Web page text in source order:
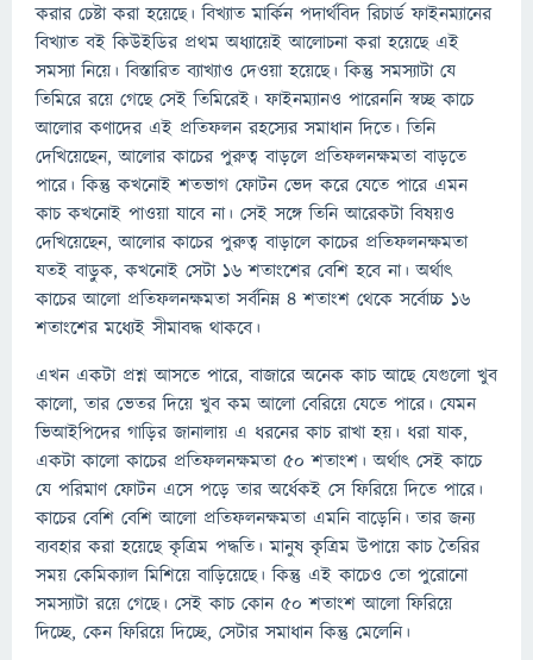
করার চেষ্টা করা হয়েছে। বিখ্যাত মার্কিন পদার্থবিদ রিচার্ড ফাইনম্যানের
বিখ্যাত বই কিউইডির প্রথম অধ্যায়েই আলোচনা করা হয়েছে এই
সমস্যা নিয়ে। বিস্তারিত ব্যাখ্যাও দেওয়া হয়েছে। কিন্তু সমস্যাটা যে
তিমিরে রয়ে গেছে সেই তিমিরেই। ফাইনম্যানও পারেননি স্বচ্ছ কাচে
আলোর কণাদের এই প্রতিফলন রহস্যের সমাধান দিতে। তিনি
দেখিয়েছেন, আলোর কাচের পুরুত্ব বাড়লে প্রতিফলনক্ষমতা বাড়তে
পারে। কিন্তু কখনোই শতভাগ ফোটন ভেদ করে যেতে পারে এমন
কাচ কখনোই পাওয়া যাবে না। সেই সঙ্গে তিনি আরেকটা বিষয়ও
দেখিয়েছেন, আলোর কাচের পুরুত্ব বাড়ালে কাচের প্রতিফলনক্ষমতা
যতই বাড়ুক, কখনোই সেটা ১৬ শতাংশের বেশি হবে না। অর্থাৎ
কাচের আলো প্রতিফলনক্ষমতা সর্বনিম্ন ৪ শতাংশ থেকে সর্বোচ্চ ১৬
শতাংশের মধ্যেই সীমাবদ্ধ থাকবে।
এখন একটা প্রশ্ন আসতে পারে, বাজারে অনেক কাচ আছে যেগুলো খুব
কালো, তার ভেতর দিয়ে খুব কম আলো বেরিয়ে যেতে পারে। যেমন
ভিআইপিদের গাড়ির জানালায় এ ধরনের কাচ রাখা হয়। ধরা যাক,
একটা কালো কাচের প্রতিফলনক্ষমতা ৫০ শতাংশ। অর্থাৎ সেই কাচে
যে পরিমাণ ফোটন এসে পড়ে তার অর্ধেকই সে ফিরিয়ে দিতে পারে।
কাচের বেশি বেশি আলো প্রতিফলনক্ষমতা এমনি বাড়েনি। তার জন্য
ব্যবহার করা হয়েছে কৃত্রিম পদ্ধতি। মানুষ কৃত্রিম উপায়ে কাচ তৈরির
সময় কেমিক্যাল মিশিয়ে বাড়িয়েছে। কিন্তু এই কাচেও তো পুরোনো
সমস্যাটা রয়ে গেছে। সেই কাচ কোন ৫০ শতাংশ আলো ফিরিয়ে
দিচ্ছে, কেন ফিরিয়ে দিচ্ছে, সেটার সমাধান কিন্তু মেলেনি।